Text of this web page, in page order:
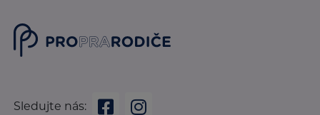
Sledujte nás: